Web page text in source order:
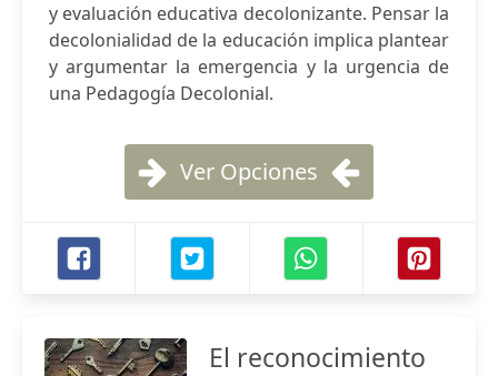
y evaluación educativa decolonizante. Pensar la
decolonialidad de la educación implica plantear
y argumentar la emergencia y la urgencia de
una Pedagogía Decolonial.
Ver Opciones
El reconocimiento